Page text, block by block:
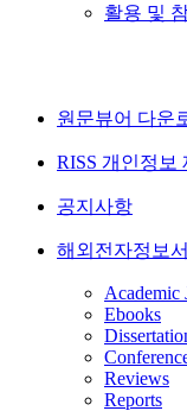
활용 및
원문뷰어 다운
RISS 개인정보
공지사항
해외전자정보
Academic
Ebooks
Reviews
Reports